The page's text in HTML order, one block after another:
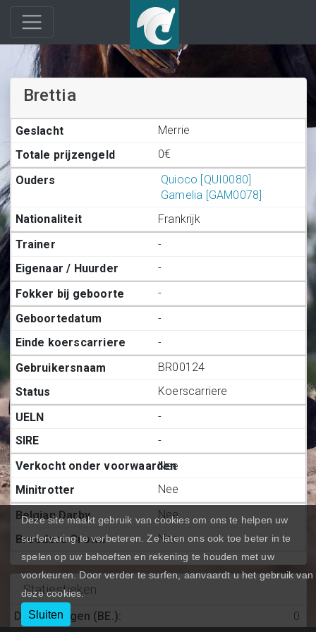
Brettia
Merrie
0€
Quioco [QUI0080]
Gamelia [GAM0078]
Frankrijk
-
-
-
-
-
BR00124
Koerscarriere
-
-
Nee
Nee
Nee
Nee
Statiestieken
Deelnemingen (BE.): 0
Deze site maakt gebruik van cookies om ons te helpen uw
surfervaring te verbeteren. Ze laten ons ook toe beter in te
spelen op uw behoeften en rekening te houden met uw
voorkeuren. Door verder te surfen, aanvaardt u het gebruik van
deze cookies.
Sluiten